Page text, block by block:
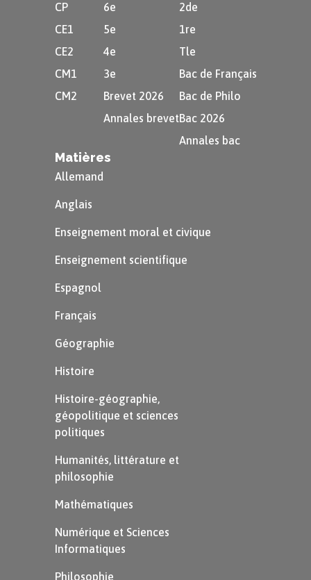
CP
CE1
CE2
CM1
CM2
6e
5e
4e
3e
Brevet 2026
Annales brevet
2de
1re
Tle
Bac de Français
Bac de Philo
Bac 2026
Annales bac
Matières
Allemand
Anglais
Enseignement moral et civique
Enseignement scientifique
Espagnol
Français
Géographie
Histoire
Histoire-géographie,
géopolitique et sciences
politiques
Humanités, littérature et
philosophie
Mathématiques
Numérique et Sciences
Informatiques
Philosophie